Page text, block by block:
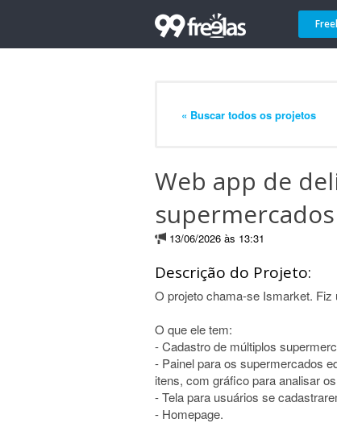
« Buscar todos os projetos
Web app de
13/06/2026 às 13:31
Descrição do Projeto:
O projeto chama-se Ismarket.
O que ele tem:
- Cadastro de múltiplos
- Painel para os supermercados
itens, com gráfico para analisar
- Tela para usuários se
- Homepage.